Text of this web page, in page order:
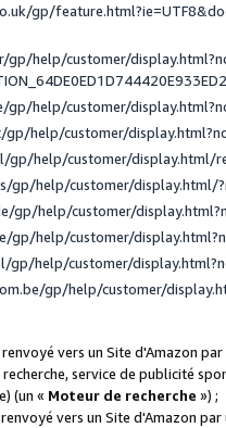
gp/
gp/help/customer/
help/customer/
help/customer/
gp/help/customer/display.html/
gp/help/customer/display.html/
gp/help/customer/
gp/help/customer/
gp/help/customer/
gp/help/customer/
vers un Site d'Amazon
service de publicité
(un « Moteur de recherche ») ;
vers un Site d'Amazon